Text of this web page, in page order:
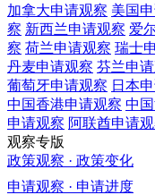
加拿大申请观察 美国
察 新西兰申请观察 爱
察 荷兰申请观察 瑞士
丹麦申请观察 芬兰申
葡萄牙申请观察 日本
中国香港申请观察 中
申请观察 阿联酋申请
观察专版
政策观察 · 政策变化
申请观察 · 申请进度